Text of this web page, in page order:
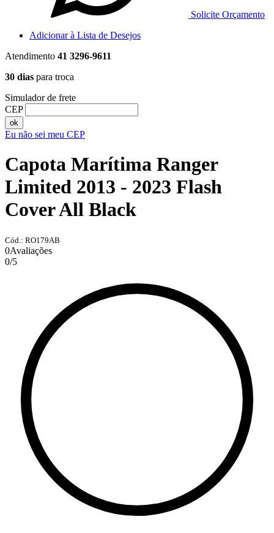
Solicite Orçamento
Adicionar à Lista de Desejos
Atendimento 41 3296-9611
30 dias para troca
Simulador de frete
CEP
ok
Eu não sei meu CEP
Capota Marítima Ranger
Limited 2013 - 2023 Flash
Cover All Black
Cód.: RO179AB
0Avaliações
0/5